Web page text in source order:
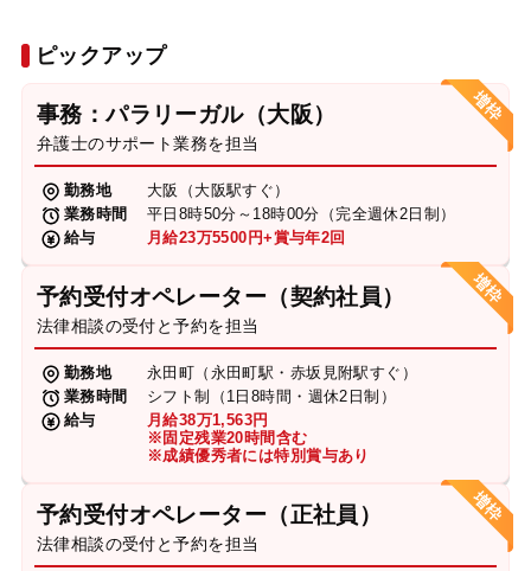
ピックアップ
事務：パラリーガル（大阪）
弁護士のサポート業務を担当
勤務地
大阪（大阪駅すぐ）
業務時間
平日8時50分～18時00分（完全週休2日制）
給与
月給23万5500円+賞与年2回
予約受付オペレーター（契約社員）
法律相談の受付と予約を担当
勤務地
永田町（永田町駅・赤坂見附駅すぐ）
業務時間
シフト制（1日8時間・週休2日制）
給与
月給38万1,563円
※固定残業20時間含む
※成績優秀者には特別賞与あり
予約受付オペレーター（正社員）
法律相談の受付と予約を担当